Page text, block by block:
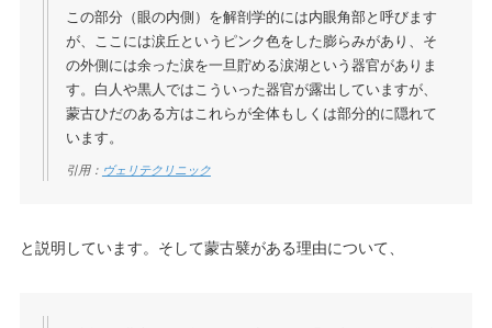
この部分（眼の内側）を解剖学的には内眼角部と呼びます
が、ここには涙丘というピンク色をした膨らみがあり、そ
の外側には余った涙を一旦貯める涙湖という器官がありま
す。白人や黒人ではこういった器官が露出していますが、
蒙古ひだのある方はこれらが全体もしくは部分的に隠れて
います。
引用： ヴェリテクリニック
と説明しています。そして蒙古襞がある理由について、